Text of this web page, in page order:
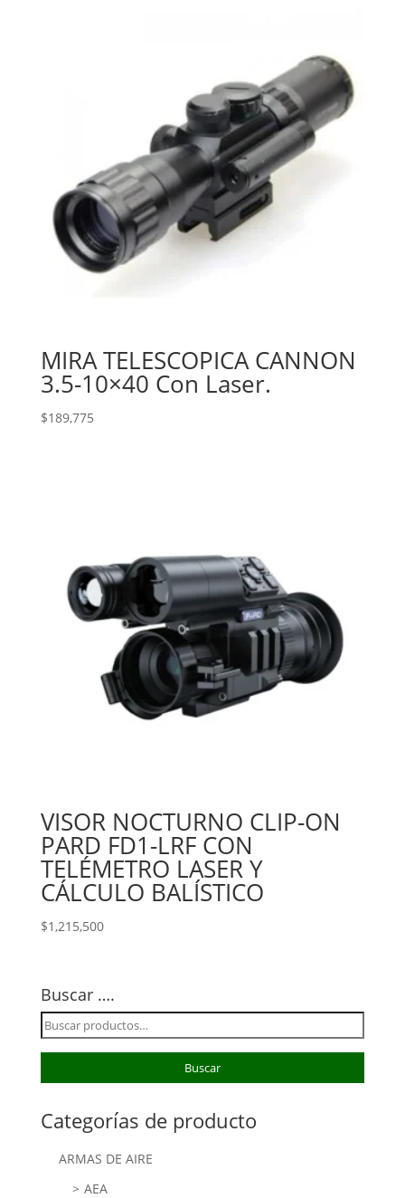
MIRA TELESCOPICA CANNON
3.5-10×40 Con Laser.
$189,775
VISOR NOCTURNO CLIP-ON
PARD FD1-LRF CON
TELÉMETRO LASER Y
CÁLCULO BALÍSTICO
$1,215,500
Buscar ….
Buscar
por:
Buscar
Categorías de producto
ARMAS DE AIRE
AEA